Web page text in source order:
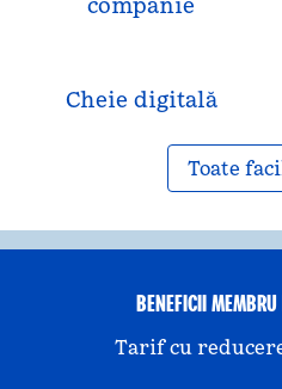
Cheie digitală
Toate
BENEFICII
Tarif cu